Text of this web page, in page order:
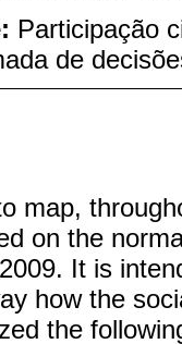
Participação
de
map,
on the
It is
how the
the